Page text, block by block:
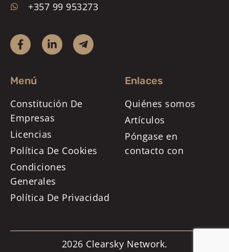
+357 99 953273
Menú
Constitución De
Empresas
Licencias
Política De Cookies
Condiciones
Generales
Política De Privacidad
Enlaces
Quiénes somos
Artículos
Póngase en
contacto con
2026 Clearsky Network.